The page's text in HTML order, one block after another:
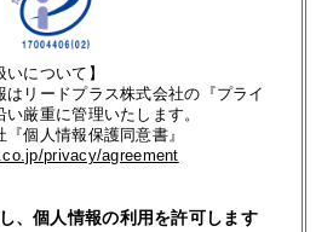
いについて】
はリードプラス株式会社の『プライ
厳重に管理いたします。
個人情報保護同意書』
privacy/agreement
、個人情報の利用を許可します